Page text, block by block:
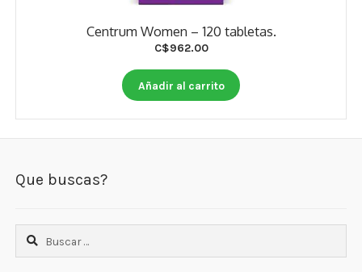
Centrum Women – 120 tabletas.
C$962.00
Añadir al carrito
Que buscas?
Buscar: